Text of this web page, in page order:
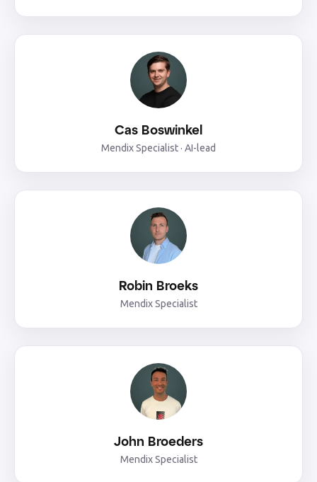
Cas Boswinkel
Mendix Specialist · AI-lead
Robin Broeks
Mendix Specialist
John Broeders
Mendix Specialist